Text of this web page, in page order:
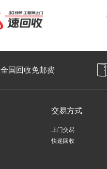
全国回收免邮费
交易方式
上门交易
快递回收